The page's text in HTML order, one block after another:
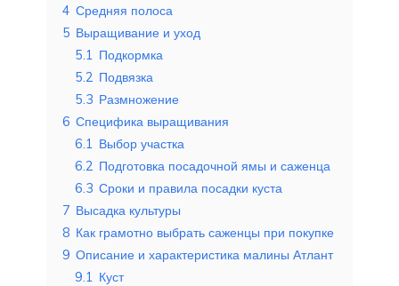
4 Средняя полоса
5 Выращивание и уход
5.1 Подкормка
5.2 Подвязка
5.3 Размножение
6 Специфика выращивания
6.1 Выбор участка
6.2 Подготовка посадочной ямы и саженца
6.3 Сроки и правила посадки куста
7 Высадка культуры
8 Как грамотно выбрать саженцы при покупке
9 Описание и характеристика малины Атлант
9.1 Куст